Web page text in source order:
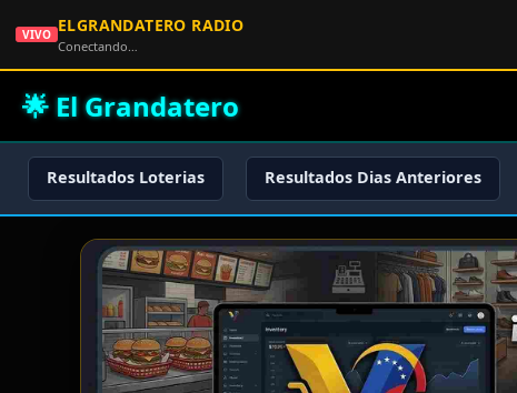
🌟 El Grandatero
Resultados Loterias Resultados Dias Anteriores
VIVO ELGRANDATERO RADIO
Conectando…